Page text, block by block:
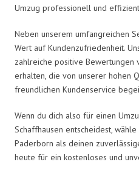
Umzug professionell und
Neben unserem umfangreichen
Wert auf Kundenzufriedenheit.
zahlreiche positive Bewertungen
erhalten, die von unserer hohen
freundlichen Kundenservice
Wenn du dich also für einen
Schaffhausen entscheidest,
Paderborn als deinen
heute für ein kostenloses und